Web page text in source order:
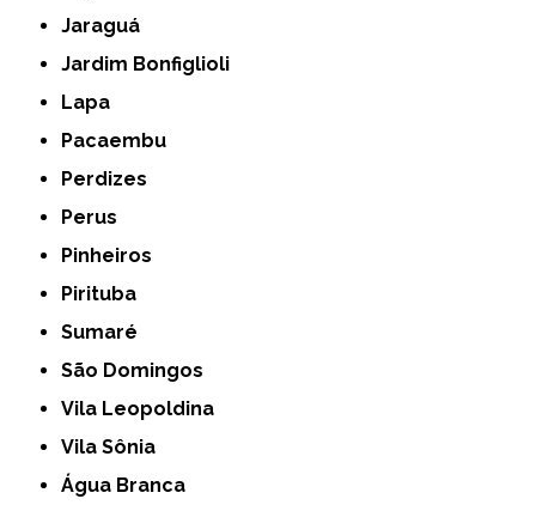
Jaraguá
Jardim Bonfiglioli
Lapa
Pacaembu
Perdizes
Perus
Pinheiros
Pirituba
Sumaré
São Domingos
Vila Leopoldina
Vila Sônia
Água Branca